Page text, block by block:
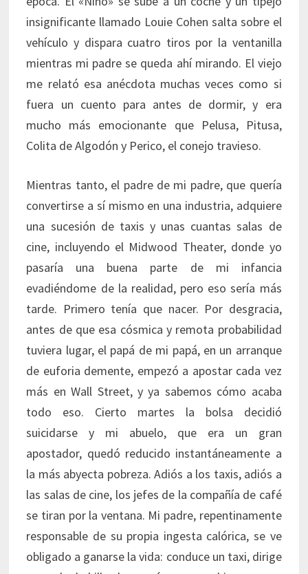
insignificante llamado Louie Cohen salta sobre el
vehículo y dispara cuatro tiros por la ventanilla
mientras mi padre se queda ahí mirando. El viejo
me relató esa anécdota muchas veces como si
fuera un cuento para antes de dormir, y era
mucho más emocionante que Pelusa, Pitusa,
Colita de Algodón y Perico, el conejo travieso.
Mientras tanto, el padre de mi padre, que quería
convertirse a sí mismo en una industria, adquiere
una sucesión de taxis y unas cuantas salas de
cine, incluyendo el Midwood Theater, donde yo
pasaría una buena parte de mi infancia
evadiéndome de la realidad, pero eso sería más
tarde. Primero tenía que nacer. Por desgracia,
antes de que esa cósmica y remota probabilidad
tuviera lugar, el papá de mi papá, en un arranque
de euforia demente, empezó a apostar cada vez
más en Wall Street, y ya sabemos cómo acaba
todo eso. Cierto martes la bolsa decidió
suicidarse y mi abuelo, que era un gran
apostador, quedó reducido instantáneamente a
la más abyecta pobreza. Adiós a los taxis, adiós a
las salas de cine, los jefes de la compañía de café
se tiran por la ventana. Mi padre, repentinamente
responsable de su propia ingesta calórica, se ve
obligado a ganarse la vida: conduce un taxi, dirige